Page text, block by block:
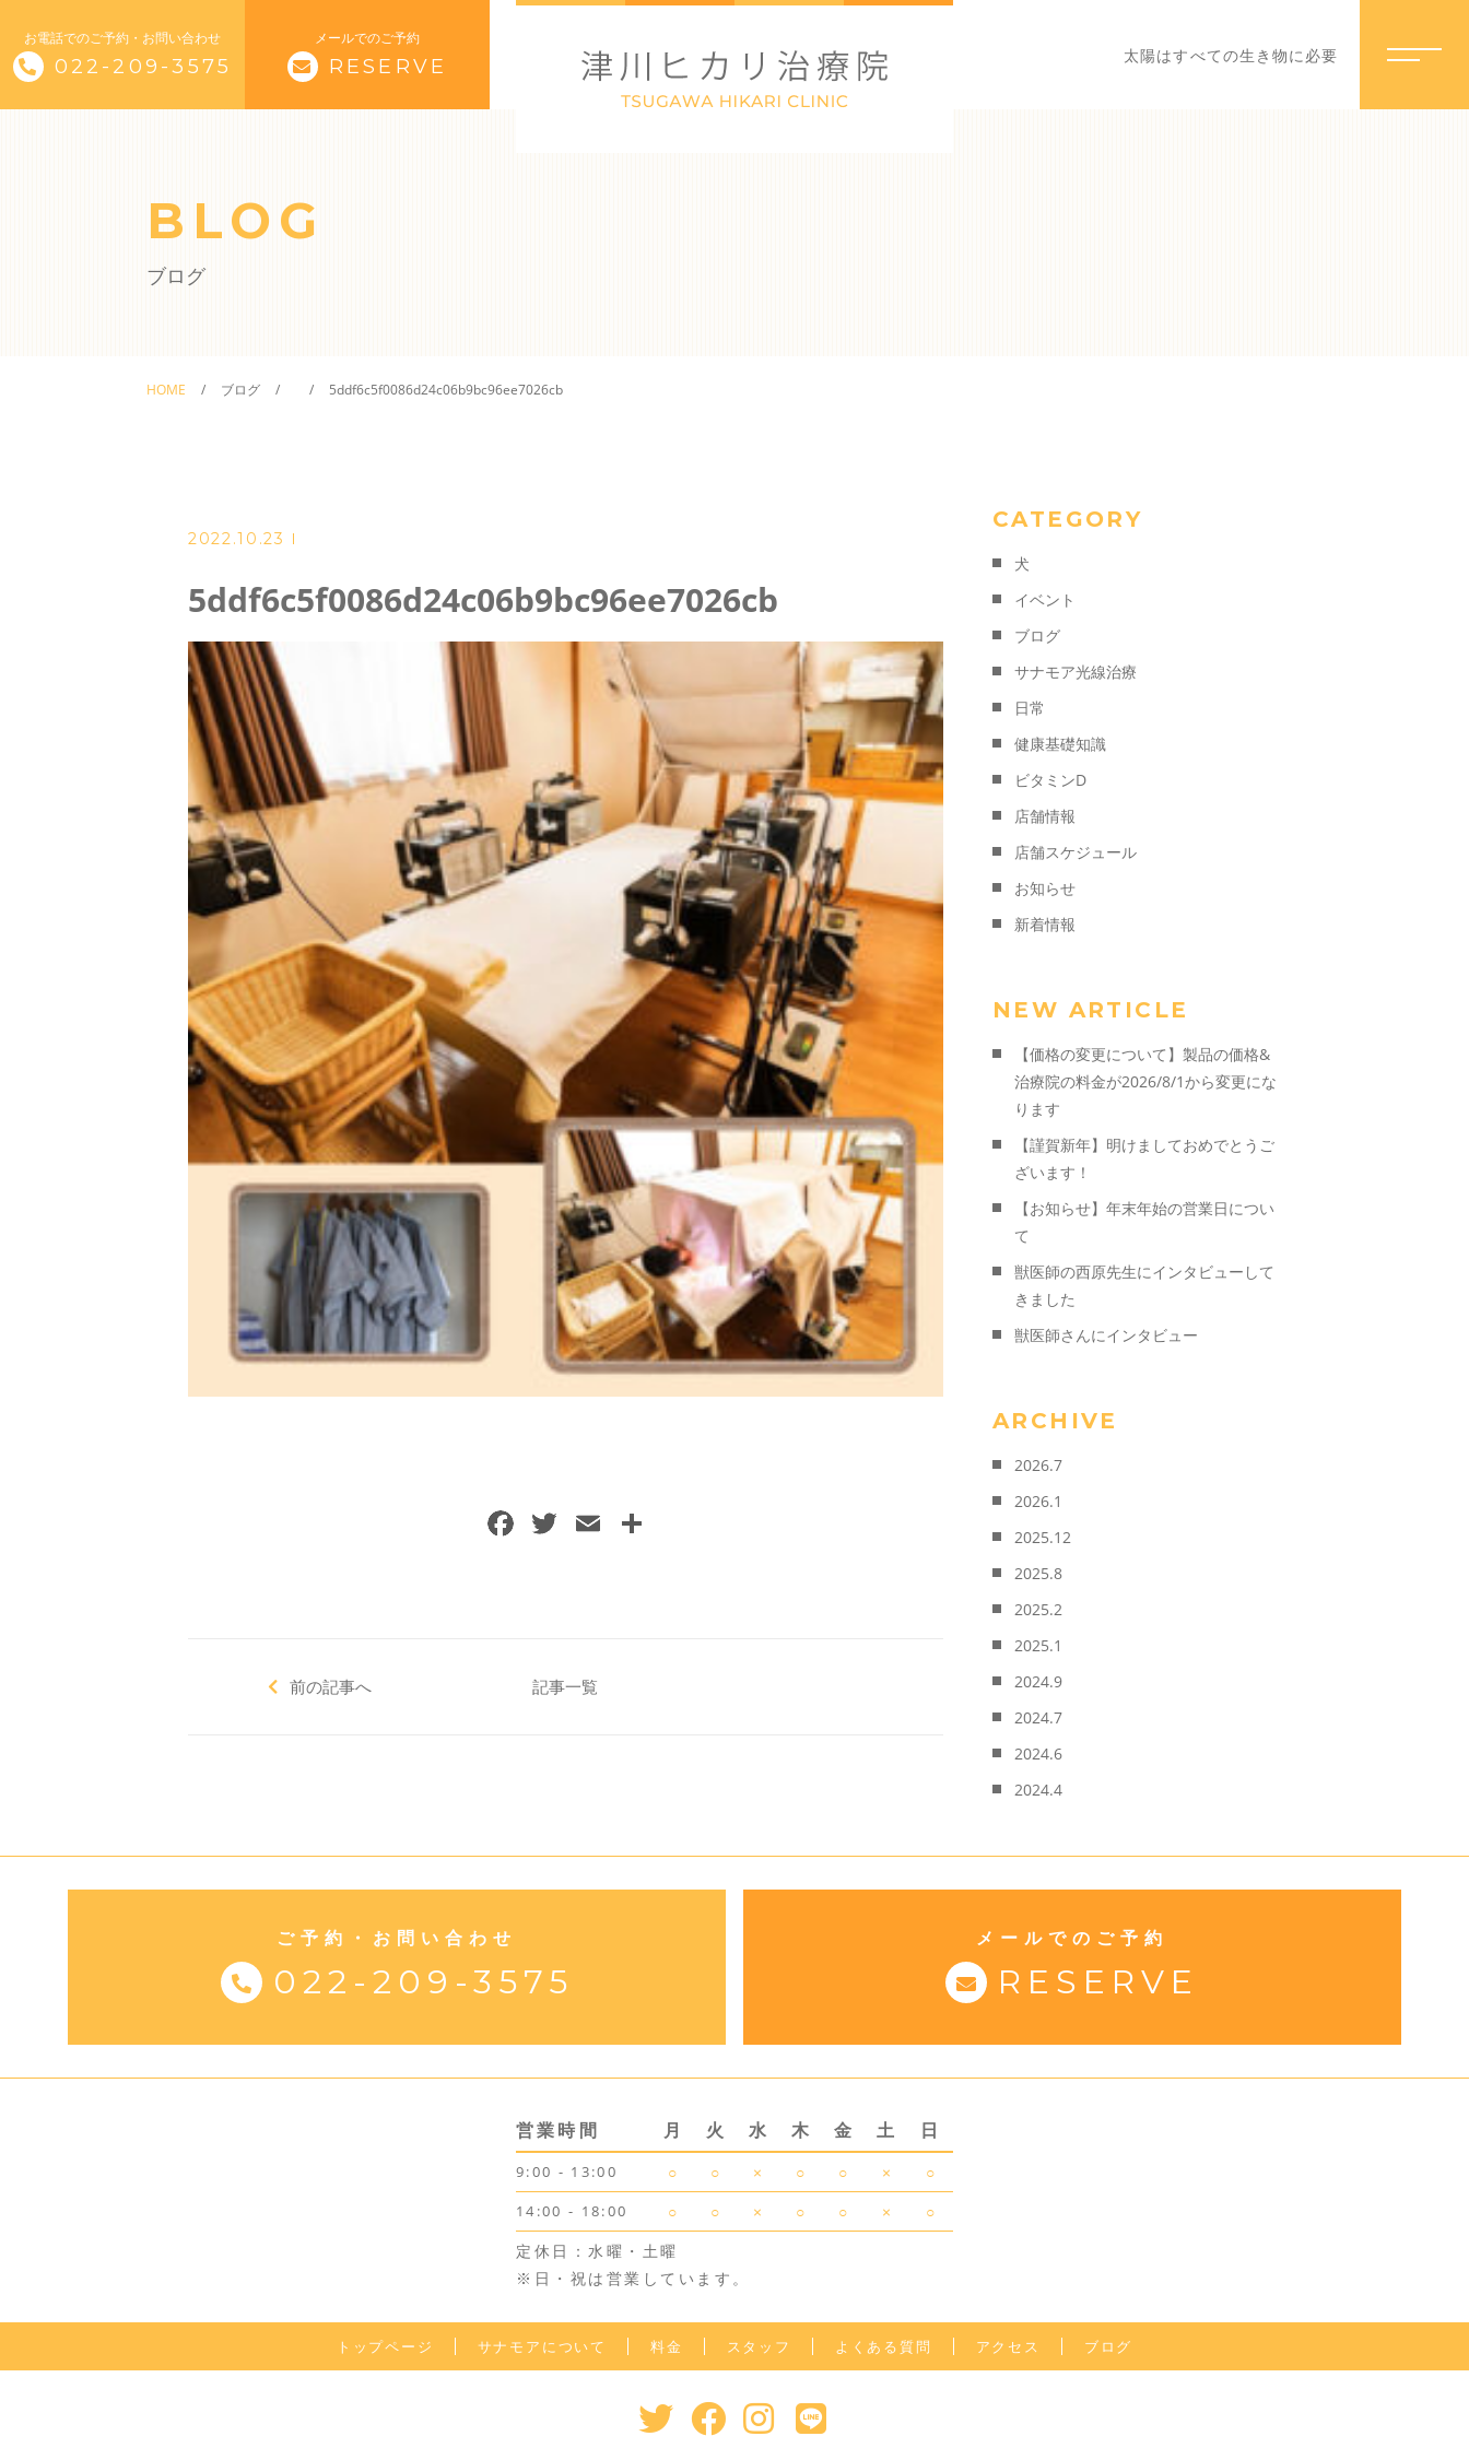
お電話でのご予約・お問い合わせ
022-209-3575
メールでのご予約
RESERVE 太陽はすべての生き物に必要
トップページ
よくある質問
ブログ
当院からのお知らせ
ご予約
BLOG
ブログ
HOME ブログ 5ddf6c5f0086d24c06b9bc96ee7026cb
2022.10.23
5ddf6c5f0086d24c06b9bc96ee7026cb
F
o
T E
前の記事へ 記事一覧
CATEGORY
犬
イベント
ブログ
サナモア光線治療
日常
健康基礎知識
ビタミンD
店舗情報
店舗スケジュール
お知らせ
新着情報
NEW ARTICLE
【価格の変更について】製品の価格&
治療院の料金が2026/8/1から変更にな
ります
【謹賀新年】明けましておめでとうご
ざいます！
【お知らせ】年末年始の営業日につい
て
獣医師の西原先生にインタビューして
きました
獣医師さんにインタビュー
ARCHIVE
2026.7
2026.1
2025.12
2025.8
2025.2
2025.1
2024.9
2024.7
2024.6
2024.4
ご予約・お問い合わせ
022-209-3575
メールでのご予約
RESERVE
営業時間 月 火 水 木 金 土 日
9:00 - 13:00 ○ ○ × ○ ○ × ○
14:00 - 18:00 ○ ○ × ○ ○ ×
○
定休日：水曜・土曜
※日・祝は営業しています。
トップページ サナモアについて 料金 スタッフ よくある質問 アクセス ブログ